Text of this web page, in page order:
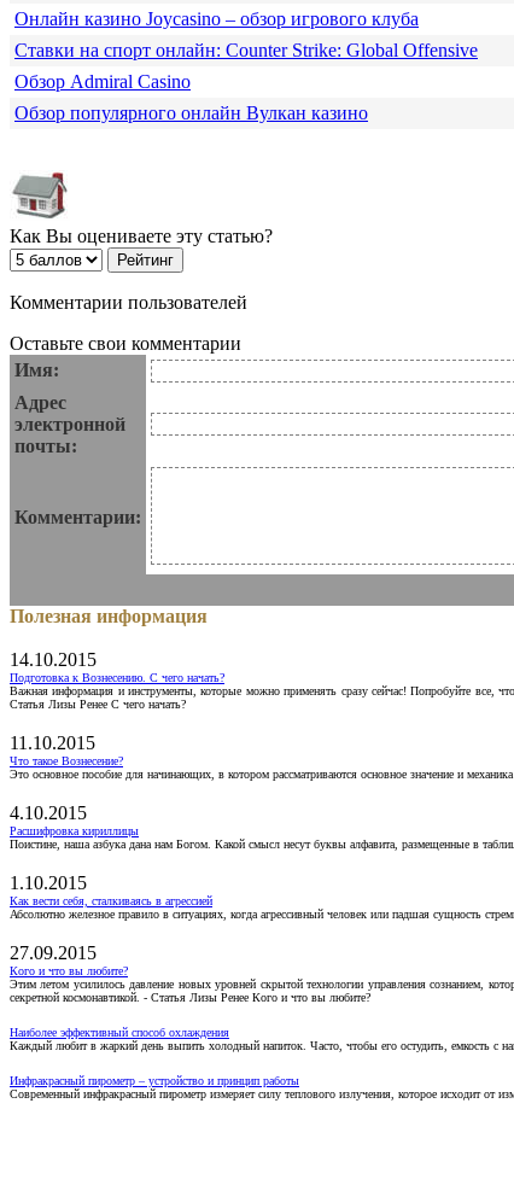
Онлайн казино Joycasino – обзор игрового клуба
Ставки на спорт онлайн: Counter Strike: Global Offensive
Обзор Admiral Casino
Обзор популярного онлайн Вулкан казино
Как Вы оцениваете эту статью?
Комментарии пользователей
Оставьте свои комментарии
Имя:
Адрес
электронной
почты:
Комментарии:
Полезная информация
14.10.2015
Подготовка к Вознесению. С чего начать?
Важная информация и инструменты, которые можно применять сразу сейчас! Попробуйте все,
Статья Лизы Ренее С чего начать?
11.10.2015
Что такое Вознесение?
Это основное пособие для начинающих, в котором рассматриваются основное значение и
4.10.2015
Расшифровка кириллицы
Поистине, наша азбука дана нам Богом. Какой смысл несут буквы алфавита, размещенные в
1.10.2015
Как вести себя, сталкиваясь в агрессией
Абсолютно железное правило в ситуациях, когда агрессивный человек или падшая сущность
27.09.2015
Кого и что вы любите?
Этим летом усилилось давление новых уровней скрытой технологии управления сознанием,
секретной космонавтикой. - Статья Лизы Ренее Кого и что вы любите?
Наиболее эффективный способ охлаждения
Каждый любит в жаркий день выпить холодный напиток. Часто, чтобы его остудить, емкость с
Инфракрасный пирометр – устройство и принцип работы
Современный инфракрасный пирометр измеряет силу теплового излучения, которое исходит от